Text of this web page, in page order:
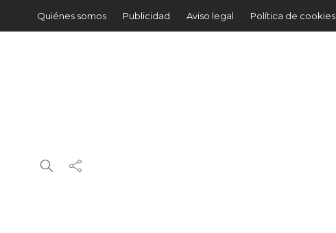
Quiénes somos Publicidad Aviso legal Política de cookies